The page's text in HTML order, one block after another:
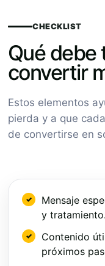
CHECKLIST
Qué debe
convertir
Estos elementos
pierda y a que
de convertirse en
Mensaje
y tratamiento.
Contenido
próximos